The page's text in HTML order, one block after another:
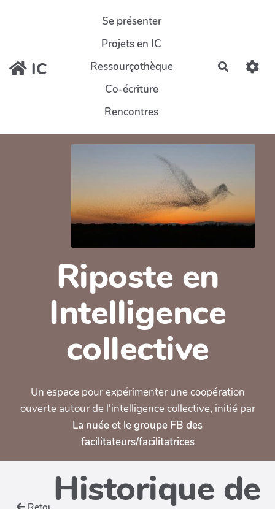
Aller au contenu principal
IC
Se présenter
Projets en IC
Ressourçothèque
Co-écriture
Rencontres
Riposte en
Intelligence
collective
Un espace pour expérimenter une coopération
ouverte autour de l'intelligence collective, initié par
La nuéeet legroupe FB des
facilitateurs/facilitatrices
Historique de